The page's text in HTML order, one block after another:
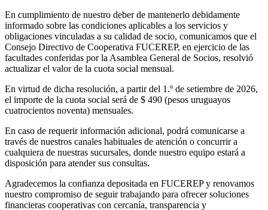
En cumplimiento de nuestro deber de mantenerlo debidamente
informado sobre las condiciones aplicables a los servicios y
obligaciones vinculadas a su calidad de socio, comunicamos que el
Consejo Directivo de Cooperativa FUCEREP, en ejercicio de las
facultades conferidas por la Asamblea General de Socios, resolvió
actualizar el valor de la cuota social mensual.
En virtud de dicha resolución, a partir del 1.º de setiembre de 2026,
el importe de la cuota social será de $ 490 (pesos uruguayos
cuatrocientos noventa) mensuales.
En caso de requerir información adicional, podrá comunicarse a
través de nuestros canales habituales de atención o concurrir a
cualquiera de nuestras sucursales, donde nuestro equipo estará a
disposición para atender sus consultas.
Agradecemos la confianza depositada en FUCEREP y renovamos
nuestro compromiso de seguir trabajando para ofrecer soluciones
financieras cooperativas con cercanía, transparencia y